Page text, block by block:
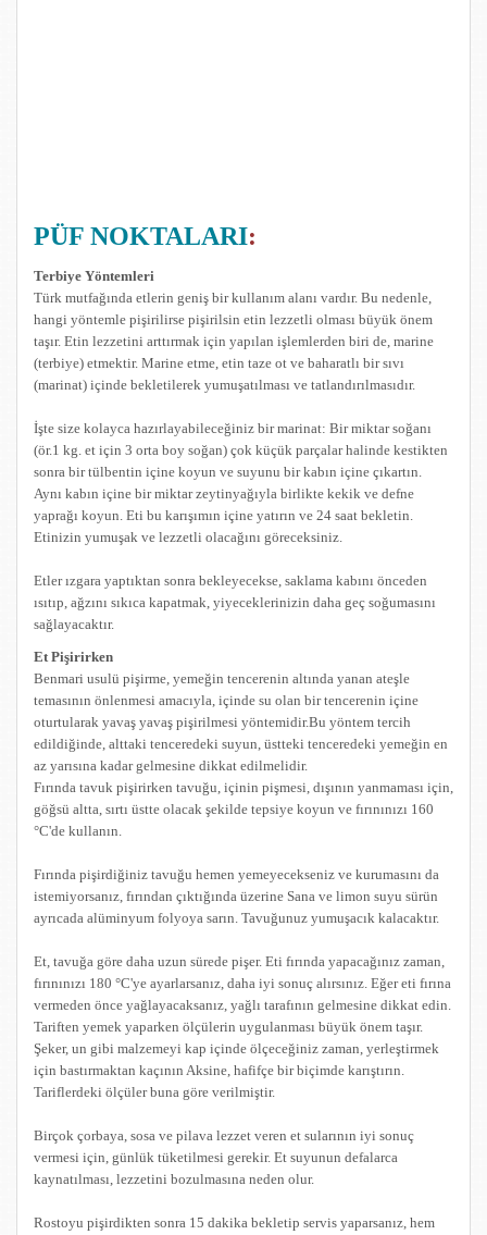
PÜF NOKTALARI:
Terbiye Yöntemleri
Türk mutfağında etlerin geniş bir kullanım alanı vardır. Bu nedenle,
hangi yöntemle pişirilirse pişirilsin etin lezzetli olması büyük önem
taşır. Etin lezzetini arttırmak için yapılan işlemlerden biri de, marine
(terbiye) etmektir. Marine etme, etin taze ot ve baharatlı bir sıvı
(marinat) içinde bekletilerek yumuşatılması ve tatlandırılmasıdır.
İşte size kolayca hazırlayabileceğiniz bir marinat: Bir miktar soğanı
(ör.1 kg. et için 3 orta boy soğan) çok küçük parçalar halinde kestikten
sonra bir tülbentin içine koyun ve suyunu bir kabın içine çıkartın.
Aynı kabın içine bir miktar zeytinyağıyla birlikte kekik ve defne
yaprağı koyun. Eti bu karışımın içine yatırın ve 24 saat bekletin.
Etinizin yumuşak ve lezzetli olacağını göreceksiniz.
Etler ızgara yaptıktan sonra bekleyecekse, saklama kabını önceden
ısıtıp, ağzını sıkıca kapatmak, yiyeceklerinizin daha geç soğumasını
sağlayacaktır.
Et Pişirirken
Benmari usulü pişirme, yemeğin tencerenin altında yanan ateşle
temasının önlenmesi amacıyla, içinde su olan bir tencerenin içine
oturtularak yavaş yavaş pişirilmesi yöntemidir.Bu yöntem tercih
edildiğinde, alttaki tenceredeki suyun, üstteki tenceredeki yemeğin en
az yarısına kadar gelmesine dikkat edilmelidir.
Fırında tavuk pişirirken tavuğu, içinin pişmesi, dışının yanmaması için,
göğsü altta, sırtı üstte olacak şekilde tepsiye koyun ve fırınınızı 160
°C'de kullanın.
Fırında pişirdiğiniz tavuğu hemen yemeyecekseniz ve kurumasını da
istemiyorsanız, fırından çıktığında üzerine Sana ve limon suyu sürün
ayrıcada alüminyum folyoya sarın. Tavuğunuz yumuşacık kalacaktır.
Et, tavuğa göre daha uzun sürede pişer. Eti fırında yapacağınız zaman,
fırınınızı 180 °C'ye ayarlarsanız, daha iyi sonuç alırsınız. Eğer eti fırına
vermeden önce yağlayacaksanız, yağlı tarafının gelmesine dikkat edin.
Tariften yemek yaparken ölçülerin uygulanması büyük önem taşır.
Şeker, un gibi malzemeyi kap içinde ölçeceğiniz zaman, yerleştirmek
için bastırmaktan kaçının Aksine, hafifçe bir biçimde karıştırın.
Tariflerdeki ölçüler buna göre verilmiştir.
Birçok çorbaya, sosa ve pilava lezzet veren et sularının iyi sonuç
vermesi için, günlük tüketilmesi gerekir. Et suyunun defalarca
kaynatılması, lezzetini bozulmasına neden olur.
Rostoyu pişirdikten sonra 15 dakika bekletip servis yaparsanız, hem